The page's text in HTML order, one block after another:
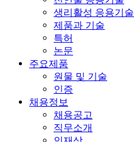
생리활성 응용기술
제품과 기술
특허
논문
주요제품
원물 및 기술
인증
채용정보
채용공고
직무소개